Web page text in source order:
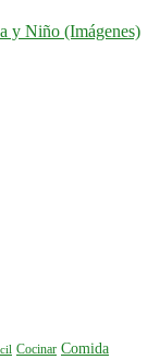
y Niño (Imágenes)
Cocinar Comida